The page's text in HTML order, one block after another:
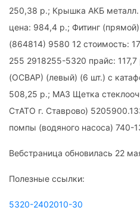
250,38 р.; Крышка АКБ
цена: 984,4 р.; Фитинг
(864814) 9580 12 стоимость:
255 2918255-5320 прайс:
(ОСВАР) (левый) (6 шт.) с
508,25 р.; МАЗ Щетка
СтАТО г. Ставрово)
помпы (водяного насоса) 740-
Вебстраница обновилась 22
Полезные ссылки:
5320-2402010-30